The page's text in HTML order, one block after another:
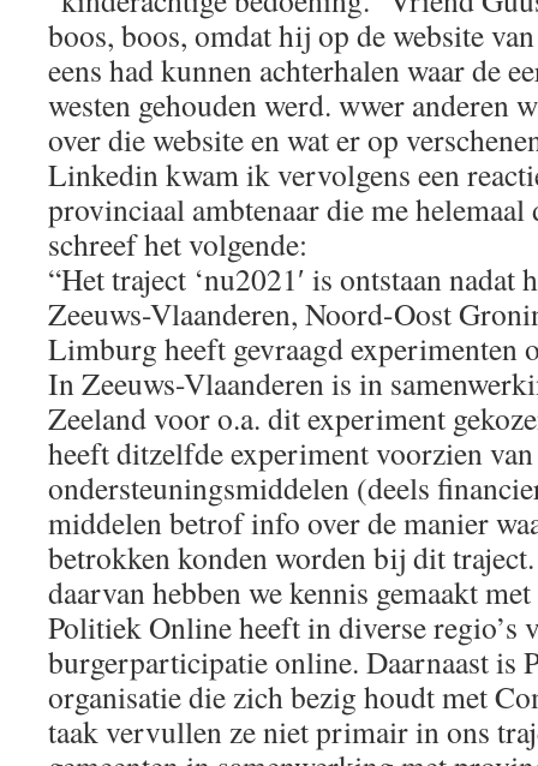
boos, boos, omdat hij op de website
eens had kunnen achterhalen waar de
westen gehouden werd. wwer anderen
over die website en wat er op
Linkedin kwam ik vervolgens een
provinciaal ambtenaar die me helemaal
schreef het volgende:
“Het traject ‘nu2021′ is ontstaan nadat
Zeeuws-Vlaanderen, Noord-Oost
Limburg heeft gevraagd experimenten
In Zeeuws-Vlaanderen is in
Zeeland voor o.a. dit experiment
heeft ditzelfde experiment voorzien
ondersteuningsmiddelen (deels
middelen betrof info over de manier
betrokken konden worden bij dit
daarvan hebben we kennis gemaakt
Politiek Online heeft in diverse regio’s
burgerparticipatie online. Daarnaast is
organisatie die zich bezig houdt met
taak vervullen ze niet primair in ons